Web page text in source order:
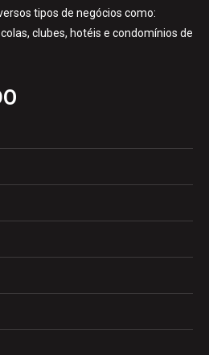
tipos de negócios como:
clubes, hotéis e condomínios de